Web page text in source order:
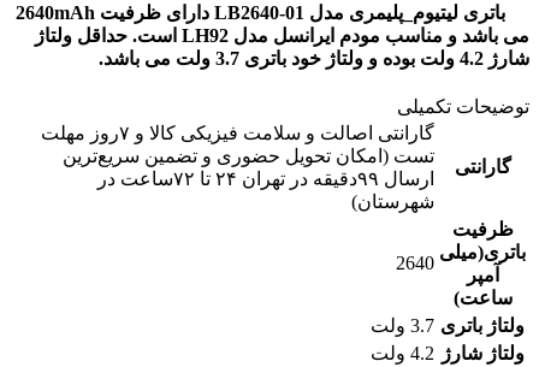
باتری لیتیوم_پلیمری مدل LB2640-01 دارای ظرفیت 2640mAh
می باشد و مناسب مودم ایرانسل مدل LH92 است. حداقل ولتاژ
شارژ 4.2 ولت بوده و ولتاژ خود باتری 3.7 ولت می باشد.
توضیحات تکمیلی
گارانتی
گارانتی اصالت و سلامت فیزیکی کالا و ۷روز مهلت
تست (امکان تحویل حضوری و تضمین سریع‌ترین
ارسال ۹۹دقیقه‌ در تهران ۲۴ تا ۷۲ساعت در
شهرستان)
ظرفیت
باتری(میلی
آمپر
ساعت)
2640
ولتاژ باتری 3.7 ولت
ولتاژ شارژ 4.2 ولت